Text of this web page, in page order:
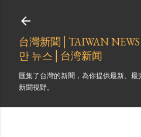
台灣新聞│TAIWAN
만 뉴스│台湾新闻
匯集了台灣的新聞，為你提供最新、
新聞視野。